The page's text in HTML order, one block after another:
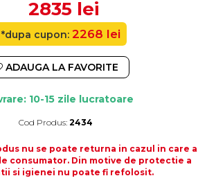
2835 lei
*dupa cupon: 2268 lei
ADAUGA LA FAVORITE
10-15 zile lucratoare
Cod Produs: 2434
nu se poate returna in cazul in care a
consumator. Din motive de protectie a
si igienei nu poate fi refolosit.